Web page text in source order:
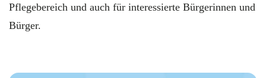
Pflegebereich und auch für interessierte Bürgerinnen und
Bürger.